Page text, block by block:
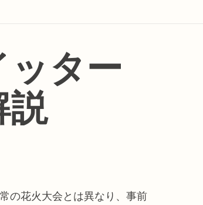
ター
説
の花火大会とは異なり、事前